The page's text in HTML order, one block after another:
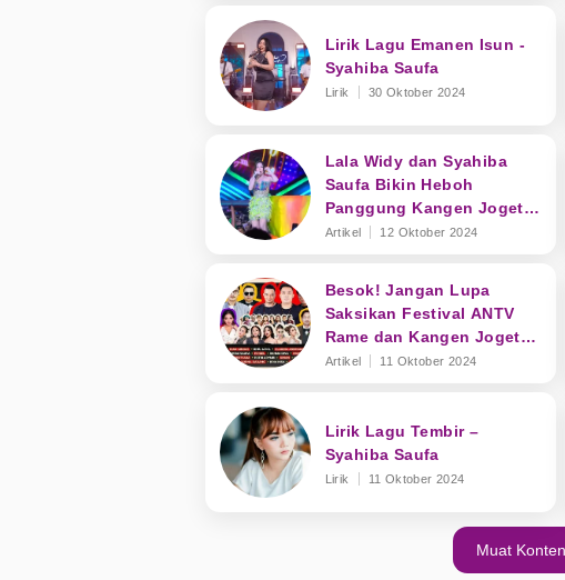
Lirik Lagu Emanen Isun -
Syahiba Saufa
Lirik 30 Oktober 2024
Lala Widy dan Syahiba
Saufa Bikin Heboh
Panggung Kangen Joget
ANTV Majalengka
Artikel 12 Oktober 2024
Besok! Jangan Lupa
Saksikan Festival ANTV
Rame dan Kangen Joget
ANTV Majalengka Secara
Artikel 11 Oktober 2024
Lirik Lagu Tembir –
Syahiba Saufa
Lirik 11 Oktober 2024
Muat